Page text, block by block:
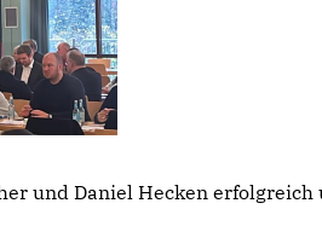
und Daniel Hecken erfolgreich